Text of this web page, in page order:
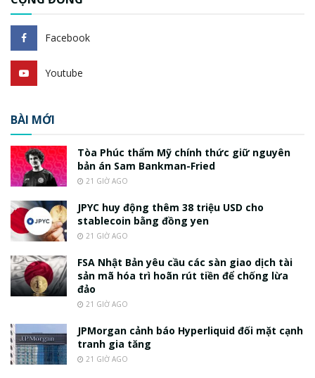
Facebook
Youtube
BÀI MỚI
Tòa Phúc thẩm Mỹ chính thức giữ nguyên
bản án Sam Bankman-Fried
21 GIỜ AGO
JPYC huy động thêm 38 triệu USD cho
stablecoin bằng đồng yen
21 GIỜ AGO
FSA Nhật Bản yêu cầu các sàn giao dịch tài
sản mã hóa trì hoãn rút tiền để chống lừa
đảo
21 GIỜ AGO
JPMorgan cảnh báo Hyperliquid đối mặt cạnh
tranh gia tăng
21 GIỜ AGO